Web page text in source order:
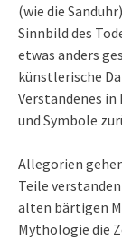
(wie die
Sinnbild des
etwas anders
künstlerische
Verstandenes
und Symbole
Allegorien
Teile
alten bärtigen
Mythologie die